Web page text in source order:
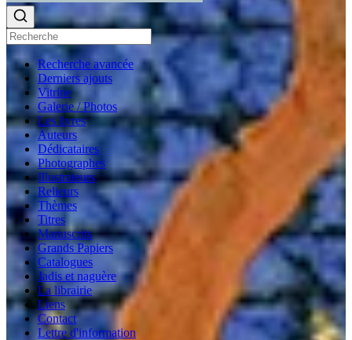
Recherche avancée
Derniers ajouts
Vitrine
Galerie / Photos
Les livres
Auteurs
Dédicataires
Photographes
Illustrateurs
Relieurs
Thèmes
Titres
Manuscrits
Grands Papiers
Catalogues
Jadis et naguère
La librairie
Liens
Contact
Lettre d'information